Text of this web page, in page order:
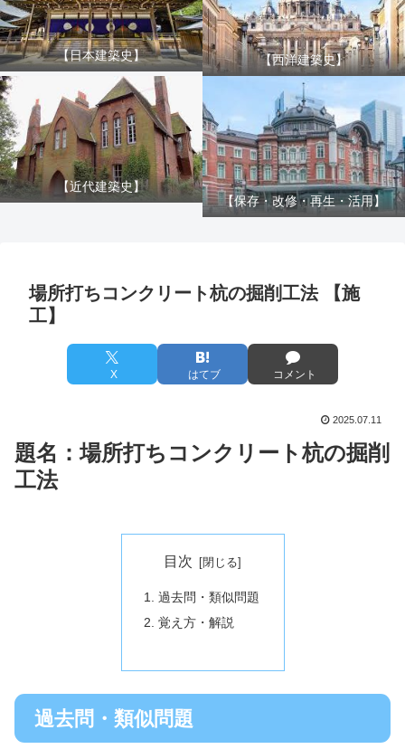
【日本建築史】 【西洋建築史】
【近代建築史】
【保存・改修・再生・活用】
場所打ちコンクリート杭の掘削工法 【施
工】
X はてブ コメント
2025.07.11
題名：場所打ちコンクリート杭の掘削
工法
目次
過去問・類似問題
覚え方・解説
過去問・類似問題